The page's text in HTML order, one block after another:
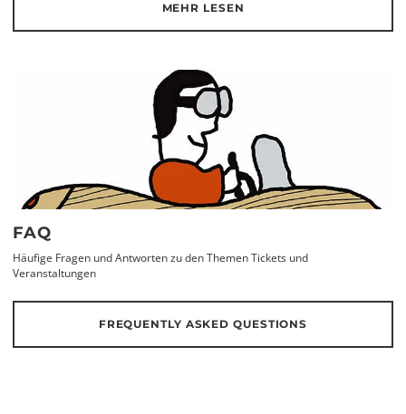
MEHR LESEN
FAQ
Häufige Fragen und Antworten zu den Themen Tickets und
Veranstaltungen
FREQUENTLY ASKED QUESTIONS